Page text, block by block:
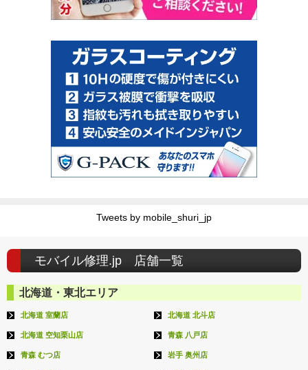
Tweets by mobile_shuri_jp
モバイル修理.jp 店舗一覧
北海道・東北エリア
北海道 室蘭店 北海道 北斗店
北海道 空知栗山店 青森 八戸店
青森 むつ店 岩手 奥州店